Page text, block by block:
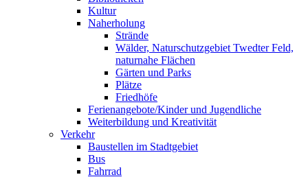
Kultur
Naherholung
Strände
Wälder, Naturschutzgebiet Twedter Feld,
naturnahe Flächen
Gärten und Parks
Plätze
Friedhöfe
Ferienangebote/Kinder und Jugendliche
Weiterbildung und Kreativität
Verkehr
Baustellen im Stadtgebiet
Bus
Fahrrad